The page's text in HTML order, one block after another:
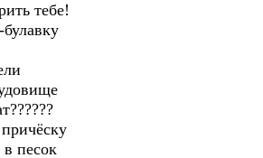
тебе!
песок